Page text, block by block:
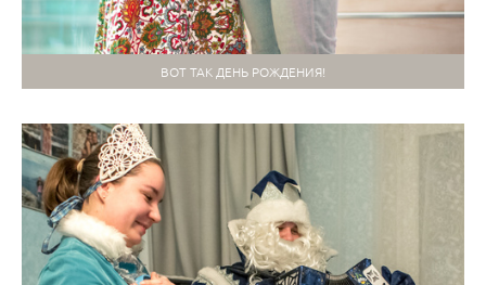
ВОТ ТАК ДЕНЬ РОЖДЕНИЯ!